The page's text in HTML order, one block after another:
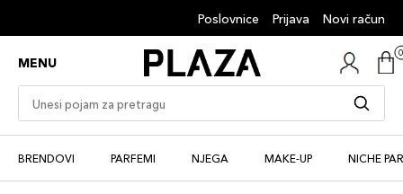
Poslovnice Prijava Novi račun
MENU
BRENDOVI PARFEMI NJEGA MAKE-UP NICHE